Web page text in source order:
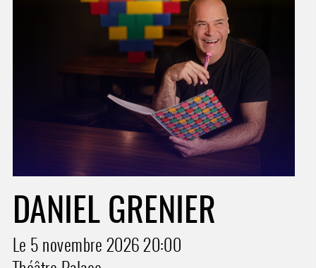
DANIEL GRENIER
Le 5 novembre 202620:00